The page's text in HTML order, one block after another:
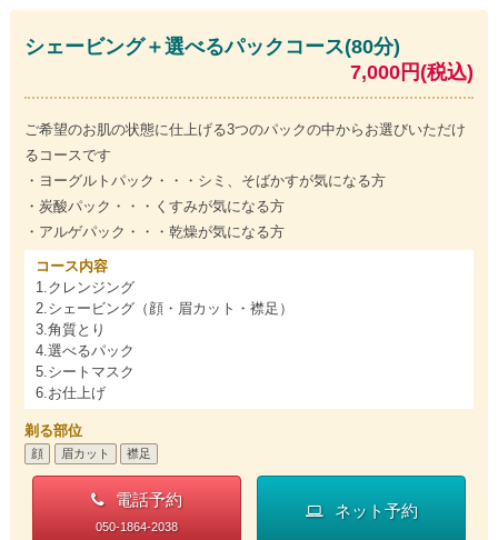
シェービング＋選べるパックコース(80分)
7,000円(税込)
ご希望のお肌の状態に仕上げる3つのパックの中からお選びいただけ
るコースです
・ヨーグルトパック・・・シミ、そばかすが気になる方
・炭酸パック・・・くすみが気になる方
・アルゲパック・・・乾燥が気になる方
コース内容
1.クレンジング
2.シェービング（顔・眉カット・襟足）
3.角質とり
4.選べるパック
5.シートマスク
6.お仕上げ
剃る部位
顔 眉カット 襟足
電話予約
050-1864-2038
ネット予約